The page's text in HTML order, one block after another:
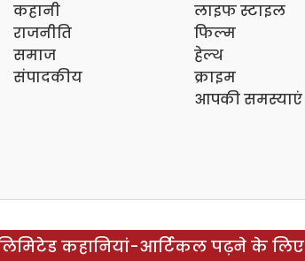
कहानी
राजनीति
समाज
संपादकीय
लाइफ स्टाइल
फिल्म
हेल्थ
क्राइम
आपकी समस्याएं
कहानियां-आर्टिकल पढ़ने के लिए